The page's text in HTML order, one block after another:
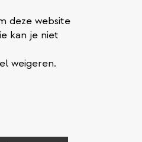
deze website
kan je niet
weigeren.